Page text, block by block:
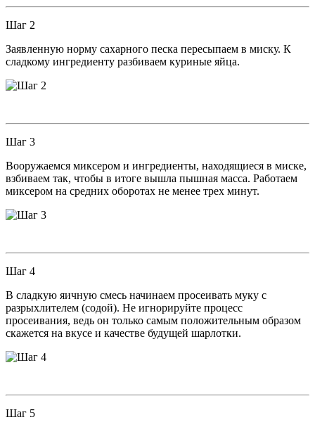
Шаг 2
Заявленную норму сахарного песка пересыпаем в миску. К
сладкому ингредиенту разбиваем куриные яйца.
Шаг 3
Вооружаемся миксером и ингредиенты, находящиеся в миске,
взбиваем так, чтобы в итоге вышла пышная масса. Работаем
миксером на средних оборотах не менее трех минут.
Шаг 4
В сладкую яичную смесь начинаем просеивать муку с
разрыхлителем (содой). Не игнорируйте процесс
просеивания, ведь он только самым положительным образом
скажется на вкусе и качестве будущей шарлотки.
Шаг 5